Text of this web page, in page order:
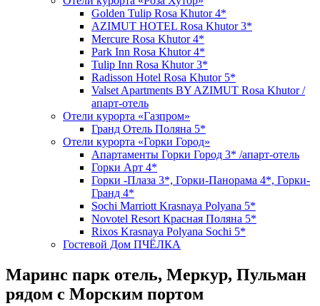
Golden Tulip Rosa Khutor 4*
AZIMUT HOTEL Rosa Khutor 3*
Mercure Rosa Khutor 4*
Park Inn Rosa Khutor 4*
Tulip Inn Rosa Khutor 3*
Radisson Hotel Rosa Khutor 5*
Valset Apartments BY AZIMUT Rosa Khutor /
апарт-отель
Отели курорта «Газпром»
Гранд Отель Поляна 5*
Отели курорта «Горки Город»
Апартаменты Горки Город 3* /апарт-отель
Горки Арт 4*
Горки -Плаза 3*, Горки-Панорама 4*, Горки-
Гранд 4*
Sochi Marriott Krasnaya Polyana 5*
Novotel Resort Красная Поляна 5*
Rixos Krasnaya Polyana Sochi 5*
Гостевой Дом ПЧЁЛКА
Маринс парк отель, Меркур, Пульман
рядом с Морским портом